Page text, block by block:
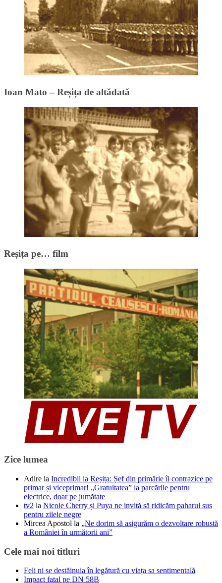
Ioan Mato – Reșița de altădată
Reșița pe… film
Zice lumea
Adire la Incredibil la Reșița: Șef din primărie îi contrazice pe
primar și viceprimar! „Gratuitatea” la parcările pentru
electrice, doar pe jumătate
tv2 la Nicole Cherry și Puya ne invită să ridicăm paharul sus
pentru zilele negre
Mircea Apostol la „Ne dorim să asigurăm o dezvoltare robustă
a României în următorii ani”
Cele mai noi titluri
Feli ni se destăinuia în legătură cu viața sa sentimentală
Impact fatal pe DN 58B